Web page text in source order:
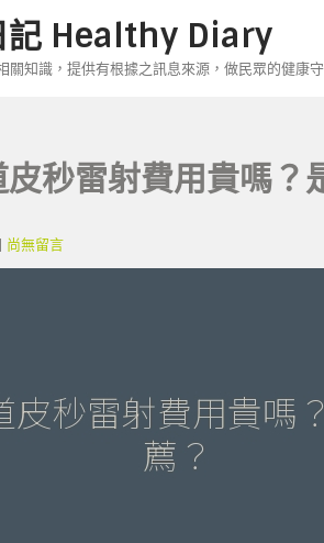
記 Healthy Diary
關知識，提供有根據之訊息來源，做民眾的健康守
秒雷射費用貴嗎？
| 尚無留言